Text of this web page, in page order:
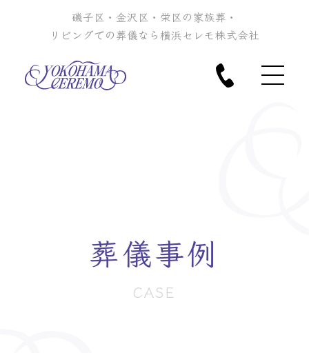
磯子区・金沢区・栄区の家族葬・
リビングでの葬儀なら横浜セレモ株式会社
葬儀事例
CASE